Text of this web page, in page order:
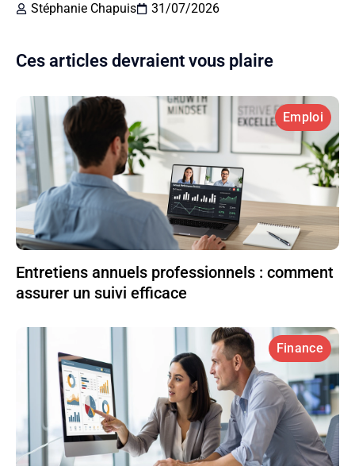
Stéphanie Chapuis
31/07/2026
Ces articles devraient vous plaire
Emploi
Entretiens annuels professionnels : comment
assurer un suivi efficace
Finance